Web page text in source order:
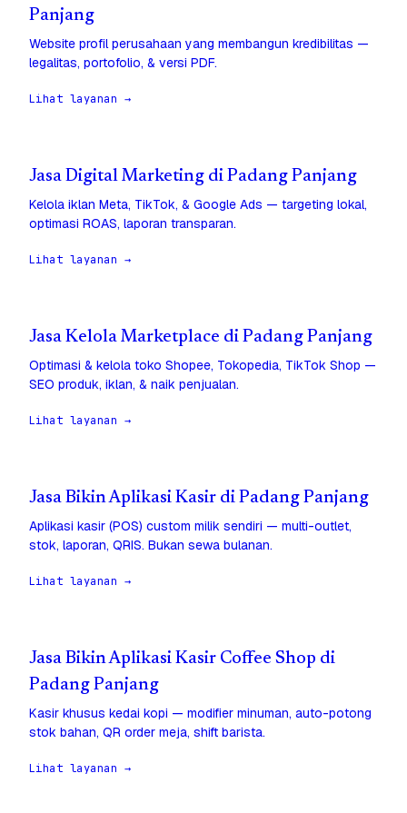
Panjang
Website profil perusahaan yang membangun kredibilitas —
legalitas, portofolio, & versi PDF.
Lihat layanan →
Jasa Digital Marketing di Padang Panjang
Kelola iklan Meta, TikTok, & Google Ads — targeting lokal,
optimasi ROAS, laporan transparan.
Lihat layanan →
Jasa Kelola Marketplace di Padang Panjang
Optimasi & kelola toko Shopee, Tokopedia, TikTok Shop —
SEO produk, iklan, & naik penjualan.
Lihat layanan →
Jasa Bikin Aplikasi Kasir di Padang Panjang
Aplikasi kasir (POS) custom milik sendiri — multi-outlet,
stok, laporan, QRIS. Bukan sewa bulanan.
Lihat layanan →
Jasa Bikin Aplikasi Kasir Coffee Shop di
Padang Panjang
Kasir khusus kedai kopi — modifier minuman, auto-potong
stok bahan, QR order meja, shift barista.
Lihat layanan →